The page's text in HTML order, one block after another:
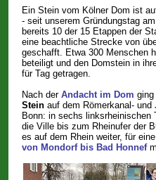
Ein Stein vom Kölner Dom ist
- seit unserem Gründungstag
bereits 10 der 15 Etappen der
eine beachtliche Strecke von
geschafft. Etwa 300 Menschen
beteiligt und den Domstein in
für Tag getragen.
Nach der Andacht im Dom
Steinauf dem Römerkanal- und
Bonn: in sechs linksrheinischen
die Ville bis zum Rheinufer der
es auf dem Rhein weiter, für
von Mondorf bis Bad Honnef